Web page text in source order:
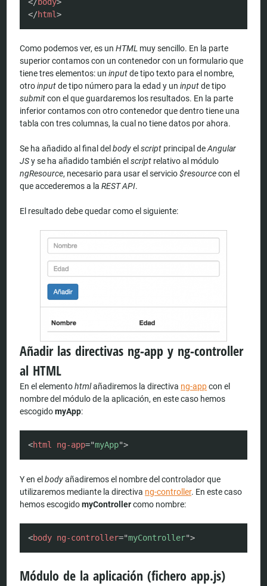
</html>
Como podemos ver, es unHTML muy sencillo. En la parte
superior contamos con un contenedor con un formulario que
tiene tres elementos: uninputde tipo texto para el nombre,
otroinputde tipo número para la edad y uninputde tipo
submitcon el que guardaremos los resultados. En la parte
inferior contamos con otro contenedor que dentro tiene una
tabla con tres columnas, la cual no tiene datos por ahora.
Se ha añadido al final delbodyelscript principal deAngular
JSy se ha añadido también elscript relativo al módulo
ngResource, necesario para usar el servicio$resourcecon el
que accederemos a laREST API.
El resultado debe quedar como el siguiente:
Añadir las directivas ng-app y ng-controller
al HTML
En el elementohtmlañadiremos la directiva ng-appcon el
nombre del módulo de la aplicación, en este caso hemos
escogidomyApp:
<html ng-app="myApp">
Y en elbodyañadiremos el nombre del controlador que
utilizaremos mediante la directiva ng-controller. En este caso
hemos escogidomyControllercomo nombre:
<body ng-controller="myController">
Módulo de la aplicación (fichero app.js)